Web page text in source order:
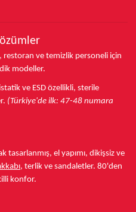
restoran ve temizlik personeli için
modeller.
ve ESD özellikli, sterile
(Türkiye'de ilk: 47-48 numara
tasarlanmış, el yapımı, dikişsiz ve
, terlik ve sandaletler. 80'den
konfor.